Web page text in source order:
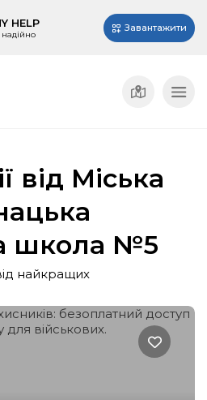
HELP Завантажити
від Міська
школа №5
найкращих